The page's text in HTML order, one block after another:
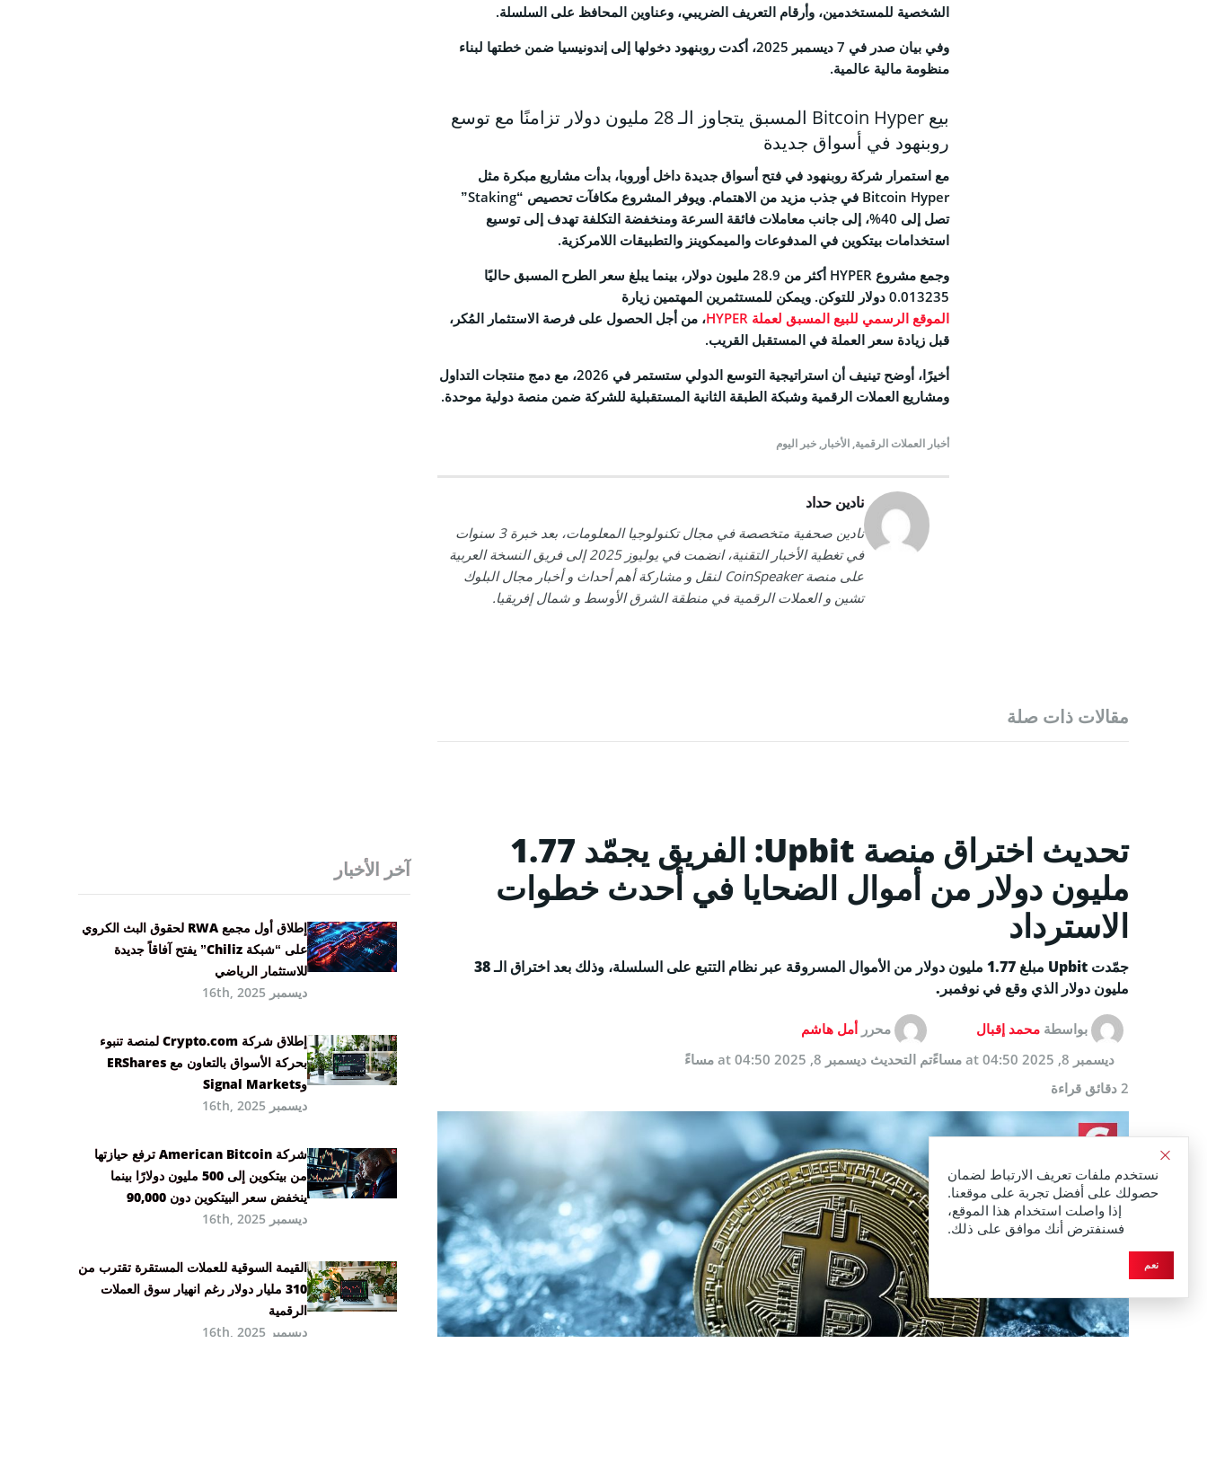
الشخصية للمستخدمين، وأرقام التعريف الضريبي، وعناوين المحافظ على السلسلة.
وفي بيان صدر في 7 ديسمبر 2025، أكدت روبنهود دخولها إلى إندونيسيا ضمن خطتها لبناء
منظومة مالية عالمية.
بيع Bitcoin Hyper المسبق يتجاوز الـ 28 مليون دولار تزامنًا مع توسع
روبنهود في أسواق جديدة
مع استمرار شركة روبنهود في فتح أسواق جديدة داخل أوروبا، بدأت مشاريع مبكرة مثل
Bitcoin Hyper في جذب مزيد من الاهتمام. ويوفر المشروع مكافآت تحصيص “Staking”
تصل إلى 40%، إلى جانب معاملات فائقة السرعة ومنخفضة التكلفة تهدف إلى توسيع
استخدامات بيتكوين في المدفوعات والميمكوينز والتطبيقات اللامركزية.
وجمع مشروع HYPER أكثر من 28.9 مليون دولار، بينما يبلغ سعر الطرح المسبق حاليًا
0.013235 دولار للتوكن. ويمكن للمستثمرين المهتمين زيارة
الموقع الرسمي للبيع المسبق لعملة HYPER
، من أجل الحصول على فرصة الاستثمار المُكر،
قبل زيادة سعر العملة في المستقبل القريب.
أخيرًا، أوضح تينيف أن استراتيجية التوسع الدولي ستستمر في 2026، مع دمج منتجات التداول
ومشاريع العملات الرقمية وشبكة الطبقة الثانية المستقبلية للشركة ضمن منصة دولية موحدة.
أخبار العملات الرقمية, الأخبار, خبر اليوم
نادين حداد
نادين صحفية متخصصة في مجال تكنولوجيا المعلومات، بعد خبرة 3 سنوات
في تغطية الأخبار التقنية، انضمت في يوليوز 2025 إلى فريق النسخة العربية
على منصة CoinSpeaker لنقل و مشاركة أهم أحداث و أخبار مجال البلوك
تشين و العملات الرقمية في منطقة الشرق الأوسط و شمال إفريقيا.
مقالات ذات صلة
تحديث اختراق منصة Upbit: الفريق يجمّد 1.77
مليون دولار من أموال الضحايا في أحدث خطوات
الاسترداد
جمّدت Upbit مبلغ 1.77 مليون دولار من الأموال المسروقة عبر نظام التتبع على السلسلة، وذلك بعد اختراق الـ 38
مليون دولار الذي وقع في نوفمبر.
بواسطة محمد إقبال محرر أمل هاشم
ديسمبر 8, 2025 at 04:50 مساءً
تم التحديث ديسمبر 8, 2025 at 04:50 مساءً
2 دقائق قراءة
آخر الأخبار
إطلاق أول مجمع RWA لحقوق البث الكروي
على “شبكة Chiliz” يفتح آفاقاً جديدة
للاستثمار الرياضي
ديسمبر 16th, 2025
إطلاق شركة Crypto.com لمنصة تنبوء
بحركة الأسواق بالتعاون مع ERShares
وSignal Markets
ديسمبر 16th, 2025
شركة American Bitcoin ترفع حيازتها
من بيتكوين إلى 500 مليون دولارًا بينما
ينخفض سعر البيتكوين دون 90,000
ديسمبر 16th, 2025
القيمة السوقية للعملات المستقرة تقترب من
310 مليار دولار رغم انهيار سوق العملات
الرقمية
ديسمبر 16th, 2025
نستخدم ملفات تعريف الارتباط لضمان
حصولك على أفضل تجربة على موقعنا.
إذا واصلت استخدام هذا الموقع،
فسنفترض أنك موافق على ذلك.
نعم